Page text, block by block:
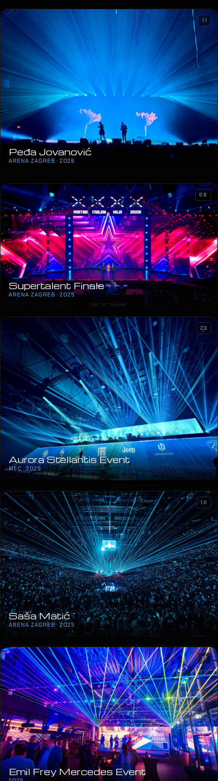
Peđa Jovanović
ARENA ZAGREB · 2026
11
Supertalent Finale
ARENA ZAGREB · 2025
06
Aurora Stellantis Event
MEC · 2025
23
Saša Matić
ARENA ZAGREB · 2025
10
Emil Frey Mercedes Event
17